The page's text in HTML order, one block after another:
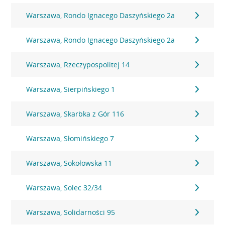
Warszawa, Rondo Ignacego Daszyńskiego 2a
Warszawa, Rondo Ignacego Daszyńskiego 2a
Warszawa, Rzeczypospolitej 14
Warszawa, Sierpińskiego 1
Warszawa, Skarbka z Gór 116
Warszawa, Słomińskiego 7
Warszawa, Sokołowska 11
Warszawa, Solec 32/34
Warszawa, Solidarności 95